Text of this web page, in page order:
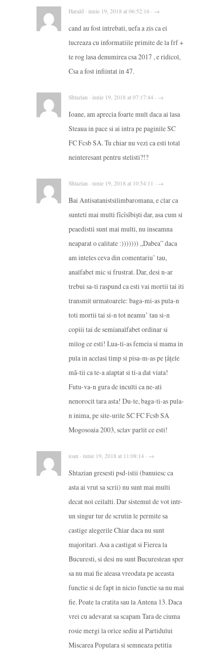
Harald · iunie 19, 2018 at 06:52:16 · →
cand au fost intrebati, uefa a zis ca ei
lucreaza cu informatiile primite de la frf +
te rog lasa denumirea csa 2017 , e ridicol,
Csa a fost infiintat in 47.
Shtazian · iunie 19, 2018 at 07:17:44 · →
Ioane, am aprecia foarte mult daca ai lasa
Steaua in pace si ai intra pe paginile SC
FC Fcsb SA. Tu chiar nu vezi ca esti total
neinteresant pentru stelisti?!?
Shtazian · iunie 19, 2018 at 10:54:11 · →
Bai Antisatanistsilimbaromana, e clar ca
sunteti mai multi fîcîsîbiști dar, asa cum si
peaedistii sunt mai multi, nu inseamna
neaparat o calitate :))))))) „Dabea” daca
am inteles ceva din comentariu’ tau,
analfabet mic si frustrat. Dar, desi n-ar
trebui sa-ti raspund ca esti vai mortii tai iti
transmit urmatoarele: baga-mi-as pula-n
toti mortii tai si-n tot neamu’ tau si-n
copiii tai de semianalfabet ordinar si
milog ce esti! Lua-ti-as femeia si mama in
pula in acelasi timp si pisa-m-as pe țâțele
mă-tii ca te-a alaptat si ti-a dat viata!
Futu-va-n gura de inculti ca ne-ati
nenorocit tara asta! Du-te, baga-ti-as pula-
n inima, pe site-urile SC FC Fcsb SA
Mogosoaia 2003, sclav parlit ce esti!
ioan · iunie 19, 2018 at 11:08:14 · →
Shtazian gresesti psd-istii (banuiesc ca
asta ai vrut sa scrii) nu sunt mai multi
decat noi ceilalti. Dar sistemul de vot intr-
un singur tur de scrutin le permite sa
castige alegerile Chiar daca nu sunt
majoritari. Asa a castigat si Fierea la
Bucuresti, si desi nu sunt Bucurestean sper
sa nu mai fie aleasa vreodata pe aceasta
functie si de fapt in nicio functie sa nu mai
fie. Poate la cratita sau la Antena 13. Daca
vrei cu adevarat sa scapam Tara de ciuma
rosie mergi la orice sediu al Partidului
Miscarea Populara si semneaza petitia